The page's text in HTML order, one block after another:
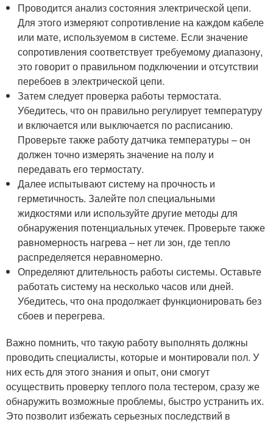
Проводится анализ состояния электрической цепи.
Для этого измеряют сопротивление на каждом кабеле
или мате, используемом в системе. Если значение
сопротивления соответствует требуемому диапазону,
это говорит о правильном подключении и отсутствии
перебоев в электрической цепи.
Затем следует проверка работы термостата.
Убедитесь, что он правильно регулирует температуру
и включается или выключается по расписанию.
Проверьте также работу датчика температуры – он
должен точно измерять значение на полу и
передавать его термостату.
Далее испытывают систему на прочность и
герметичность. Залейте пол специальными
жидкостями или используйте другие методы для
обнаружения потенциальных утечек. Проверьте также
равномерность нагрева – нет ли зон, где тепло
распределяется неравномерно.
Определяют длительность работы системы. Оставьте
работать систему на несколько часов или дней.
Убедитесь, что она продолжает функционировать без
сбоев и перегрева.
Важно помнить, что такую работу выполнять должны
проводить специалисты, которые и монтировали пол. У
них есть для этого знания и опыт, они смогут
осуществить проверку теплого пола тестером, сразу же
обнаружить возможные проблемы, быстро устранить их.
Это позволит избежать серьезных последствий в